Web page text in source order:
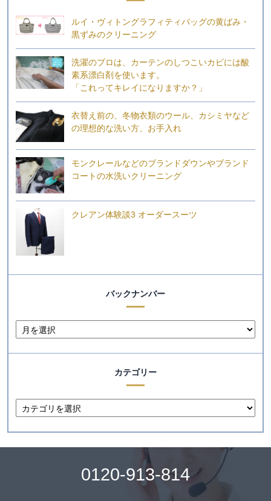
ルイ・ヴィトングラフィティバッグの黄ばみ・
黒ずみのクリーニング
洗濯のプロは、カーテンのしつこいカビには酸
素系漂白剤を使います。
「これってキレイになりますか？」
衣替え前の、冬物衣類のウール、カシミヤなど
の理想的な洗い方、お手入れ
モンクレールなどのブランドダウンやブランド
コートの水洗いクリーニング
クレアン体験談3 オーダースーツ
バックナンバー
カテゴリー
0120-913-814